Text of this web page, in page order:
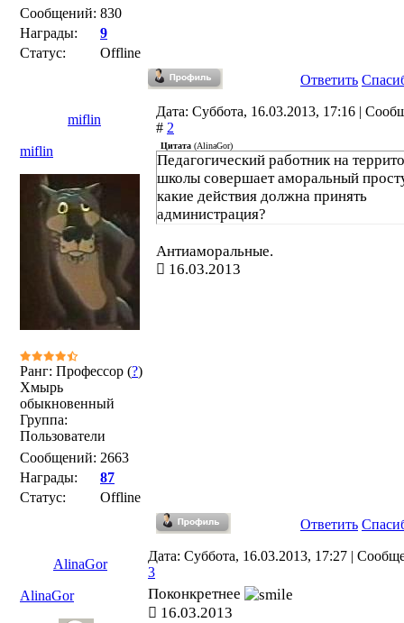
Сообщений: 830
Награды:
9
Статус:
Offline
Ответить
miflin
Дата: Суббота, 16.03.2013, 17:16 |
# 2
miflin
Ранг: Профессор (?)
Хмырь
обыкновенный
Группа:
Пользователи
Сообщений: 2663
Награды:
87
Статус:
Offline
Цитата (AlinaGor)
Педагогический работник на
школы совершает аморальный
какие действия должна принять
администрация?
Антиаморальные.
16.03.2013
Ответить
AlinaGor
Дата: Суббота, 16.03.2013, 17:27 |
3
AlinaGor
Поконкретнее
16.03.2013